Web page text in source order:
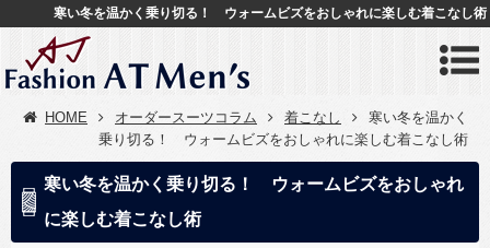
寒い冬を温かく乗り切る！ ウォームビズをおしゃれに楽しむ着こなし術
HOME オーダースーツコラム 着こなし
寒い冬を温かく
乗り切る！ ウォームビズをおしゃれに楽しむ着こなし術
寒い冬を温かく乗り切る！ ウォームビズをおしゃれ
に楽しむ着こなし術